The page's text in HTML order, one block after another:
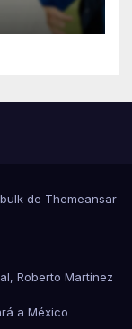
de Themeansar
Roberto Martínez
a México